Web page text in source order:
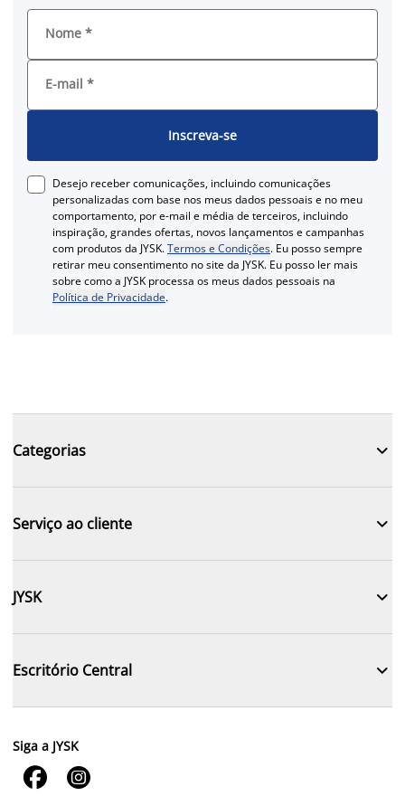
Nome *
E-mail *
Inscreva-se
Desejo receber comunicações, incluindo comunicações
personalizadas com base nos meus dados pessoais e no meu
comportamento, por e-mail e média de terceiros, incluindo
inspiração, grandes ofertas, novos lançamentos e campanhas
com produtos da JYSK.Termos e Condições. Eu posso sempre
retirar meu consentimento no site da JYSK. Eu posso ler mais
sobre como a JYSK processa os meus dados pessoais na
Política de Privacidade.
Categorias 
Serviço ao cliente 
JYSK 
Escritório Central 
Siga a JYSK
 